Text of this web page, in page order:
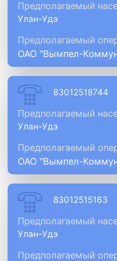
Предполагаемый
Улан-Удэ
Предполагаемый
ОАО "Вымпел-
83012518744
Предполагаемый
Улан-Удэ
Предполагаемый
ОАО "Вымпел-
83012515163
Предполагаемый
Улан-Удэ
Предполагаемый